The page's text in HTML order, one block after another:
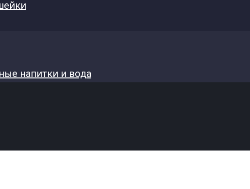
напитки и вода